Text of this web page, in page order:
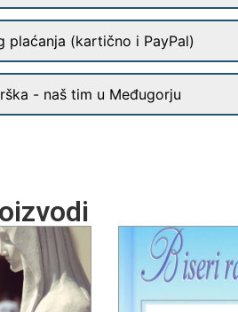
plaćanja (kartično i PayPal)
- naš tim u Međugorju